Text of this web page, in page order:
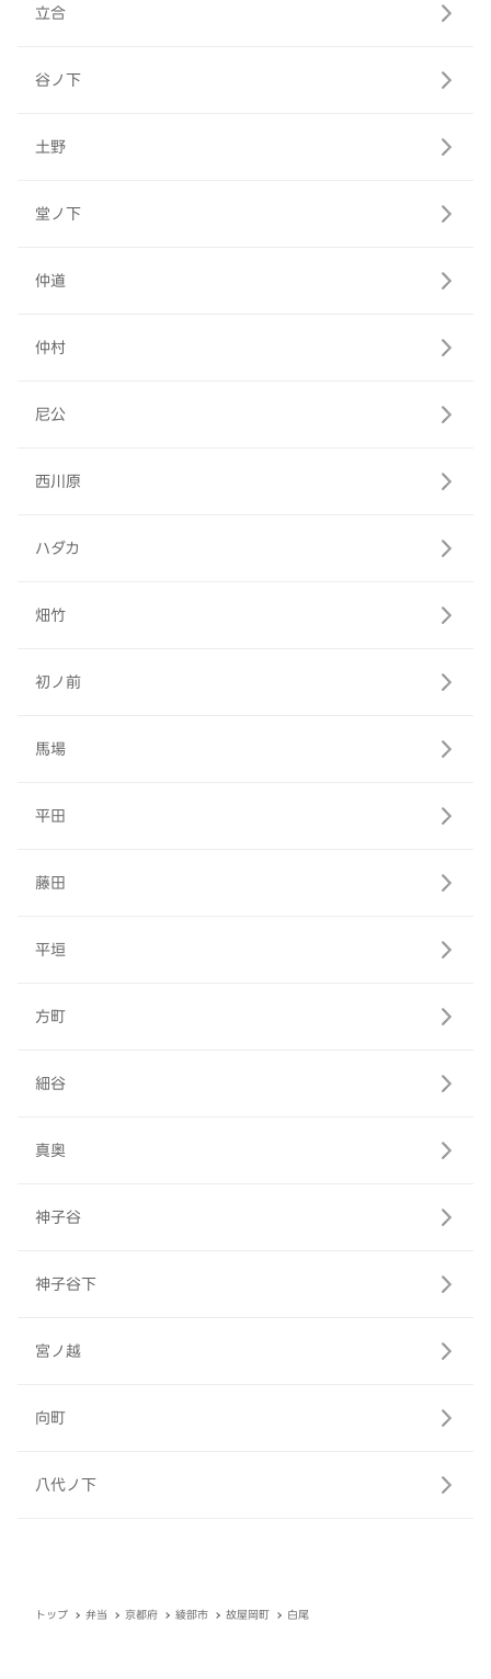
立合
谷ノ下
土野
堂ノ下
仲道
仲村
尼公
西川原
ハダカ
畑竹
初ノ前
馬場
平田
藤田
平垣
方町
細谷
真奥
神子谷
神子谷下
宮ノ越
向町
八代ノ下
トップ 弁当 京都府 綾部市 故屋岡町 白尾